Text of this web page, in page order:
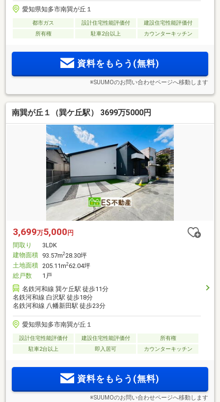
愛知県知多市南巽が丘１
都市ガス 設計住宅性能評価付
建設住宅性能評価付
所有権
駐車2台以上 カウンターキッチン
資料をもらう(無料)
※SUUMOのお問い合わせページへ移動します
南巽が丘１（巽ケ丘駅） 3699万5000円
3,699万5,000円
間取り
3LDK
建物面積 93.57m2 28.30坪
土地面積 205.11m262.04坪
総戸数
1戸
名鉄河和線 巽ケ丘駅 徒歩11分
名鉄河和線 白沢駅 徒歩18分
名鉄河和線 八幡新田駅 徒歩23分
愛知県知多市南巽が丘１
設計住宅性能評価付 建設住宅性能評価付
所有権
駐車2台以上
即入居可 カウンターキッチン
資料をもらう(無料)
※SUUMOのお問い合わせページへ移動します